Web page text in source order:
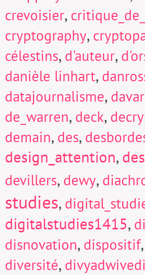
crevoisier,
cryptography,
célestins, d'auteur,
danièle linhart,
datajournalisme,
de_warren, deck,
demain, des,
design_attention,
devillers, dewy,
studies,
digitalstudies1415,
disnovation, dispositif,
diversité, divyadwivedi